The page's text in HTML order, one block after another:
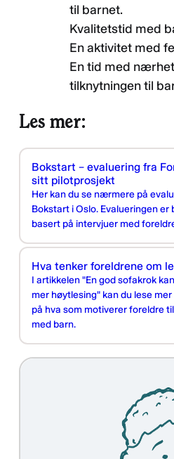
til barnet.
Kvalitetstid med
En aktivitet med
En tid med
tilknytningen til
Les mer:
Bokstart – evaluering fra
sitt pilotprosjekt
Her kan du se nærmere på
Bokstart i Oslo. Evalueringen er
basert på intervjuer med
Hva tenker foreldrene om
I artikkelen "En god sofakrok
mer høytlesing" kan du lese
på hva som motiverer foreldre
med barn.